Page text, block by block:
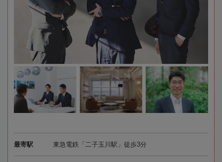
最寄駅 東急電鉄「二子玉川駅」徒歩3分